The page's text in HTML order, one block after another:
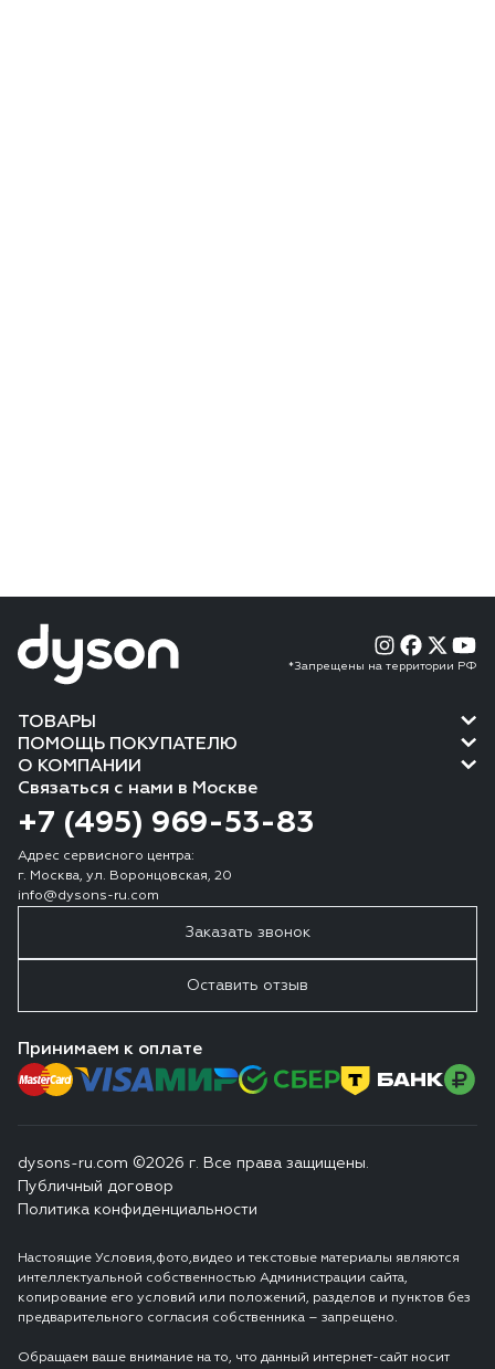
*Запрещены на территории РФ
ТОВАРЫ
ПОМОЩЬ ПОКУПАТЕЛЮ
О КОМПАНИИ
Связаться с нами в Москве
+7 (495) 969-53-83
Адрес сервисного центра:
г. Москва, ул. Воронцовская, 20
info@dysons-ru.com
Заказать звонок
Оставить отзыв
Принимаем к оплате
dysons-ru.com ©2026 г. Все права защищены.
Публичный договор
Политика конфиденциальности
Настоящие Условия,фото,видео и текстовые материалы являются
интеллектуальной собственностью Администрации сайта,
копирование его условий или положений, разделов и пунктов без
предварительного согласия собственника – запрещено.
Обращаем ваше внимание на то, что данный интернет-сайт носит